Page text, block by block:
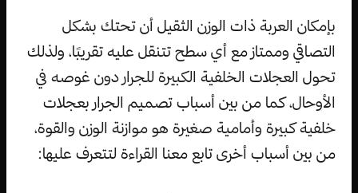
بإمكان العربة ذات الوزن الثقيل أن تحتك بشكل
التصاقي وممتاز مع أي سطح تتنقل عليه تقريبًا، ولذلك
تحول العجلات الخلفية الكبيرة للجرار دون غوصه في
الأوحال، كما من بين أسباب تصميم الجرار بعجلات
خلفية كبيرة وأمامية صغيرة هو موازنة الوزن والقوة،
من بين أسباب أخرى تابع معنا القراءة لتتعرف عليها: